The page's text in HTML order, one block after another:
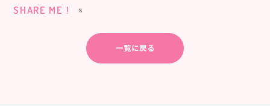
SHARE ME !
一覧に戻る